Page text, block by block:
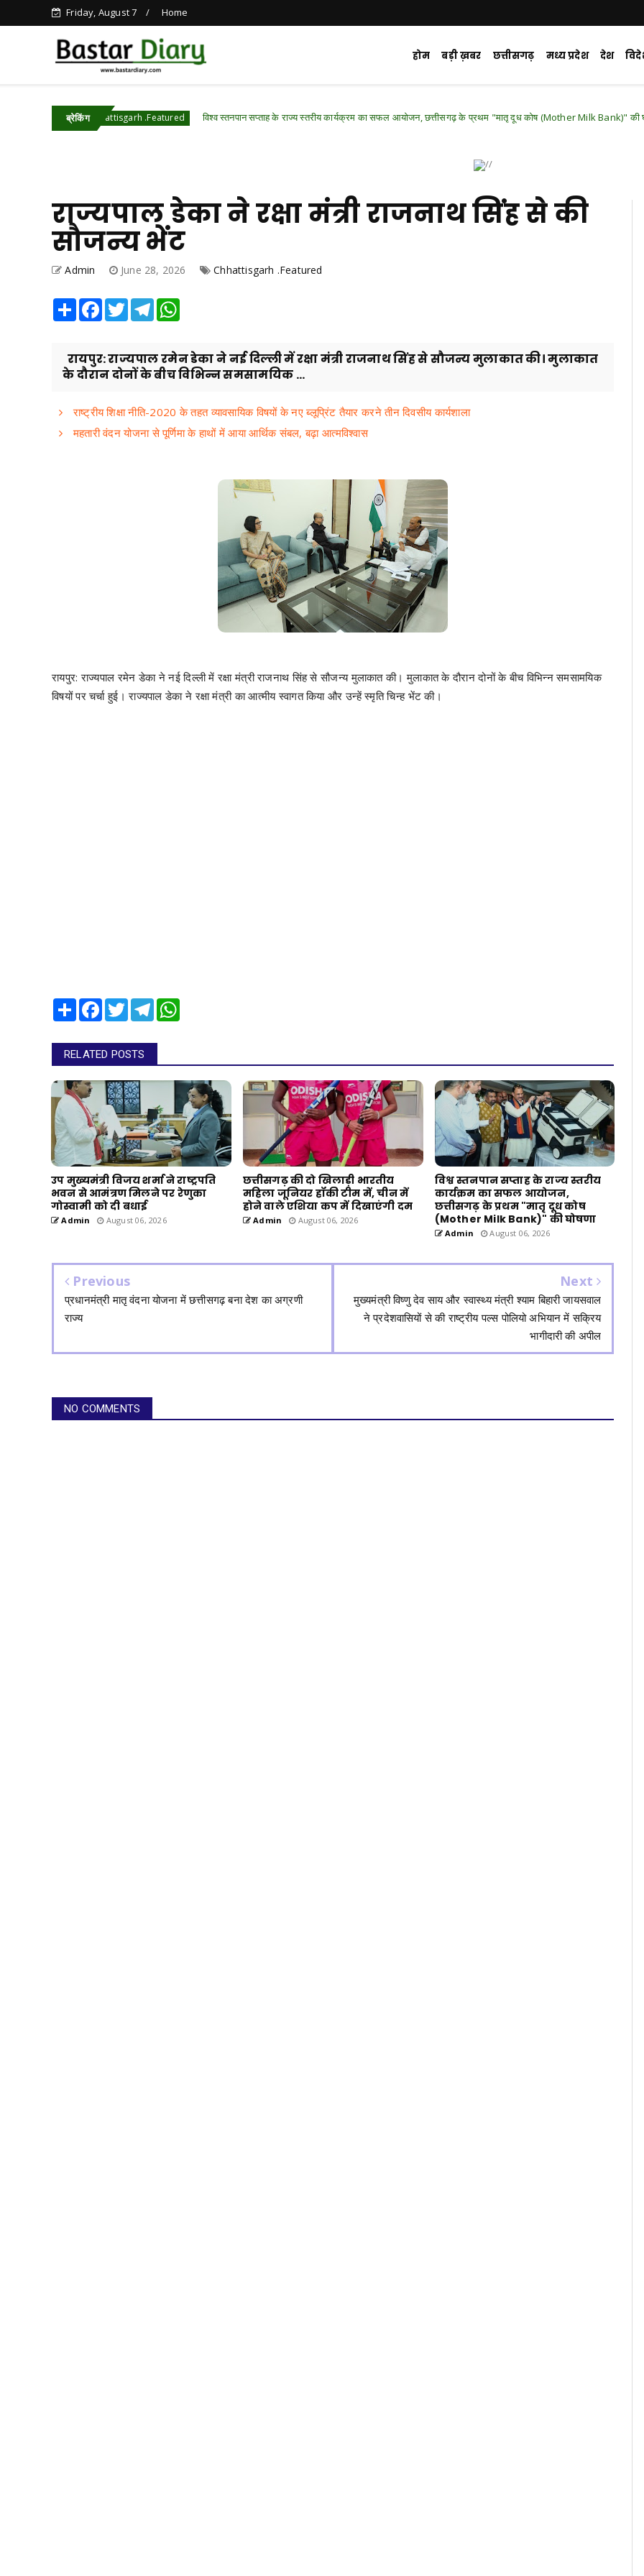
Friday, August 7 Home
होम बड़ी ख़बर छत्तीसगढ़ मध्य प्रदेश देश
ब्रेकिंग
Chhattisgarh .Featured विश्व स्तनपान सप्ताह के राज्य स्तरीय कार्यक्रम का सफल आयोजन, छत्तीसगढ़ के प्रथम "मातृ दूध कोष (Mother Milk Bank)" की घोषणा
राज्यपाल डेका ने रक्षा मंत्री राजनाथ सिंह से की
सौजन्य भेंट
Admin June 28, 2026 Chhattisgarh .Featured
Share Facebook
TwitterTelegram
रायपुर: राज्यपाल रमेन डेका ने नई दिल्ली में रक्षा मंत्री राजनाथ सिंह से सौजन्य मुलाकात की। मुलाकात
के दौरान दोनों के बीच विभिन्न समसामयिक ...
राष्ट्रीय शिक्षा नीति-2020 के तहत व्यावसायिक विषयों के नए ब्लूप्रिंट तैयार करने तीन दिवसीय कार्यशाला
महतारी वंदन योजना से पूर्णिमा के हाथों में आया आर्थिक संबल, बढ़ा आत्मविश्वास
रायपुर: राज्यपाल रमेन डेका ने नई दिल्ली में रक्षा मंत्री राजनाथ सिंह से सौजन्य मुलाकात की। मुलाकात के दौरान दोनों के बीच विभिन्न समसामयिक
विषयों पर चर्चा हुई। राज्यपाल डेका ने रक्षा मंत्री का आत्मीय स्वागत किया और उन्हें स्मृति चिन्ह भेंट की।
Share Facebook
TwitterTelegram
RELATED POSTS
उप मुख्यमंत्री विजय शर्मा ने राष्ट्रपति
भवन से आमंत्रण मिलने पर रेणुका
गोस्वामी को दी बधाई
Admin August 06, 2026
छत्तीसगढ़ की दो खिलाड़ी भारतीय
महिला जूनियर हॉकी टीम में, चीन में
होने वाले एशिया कप में दिखाएंगी दम
Admin August 06, 2026
विश्व स्तनपान सप्ताह के राज्य स्तरीय
कार्यक्रम का सफल आयोजन,
छत्तीसगढ़ के प्रथम "मातृ दूध कोष
(Mother Milk Bank)" की घोषणा
Admin August 06, 2026
Previous
प्रधानमंत्री मातृ वंदना योजना में छत्तीसगढ़ बना देश का अग्रणी
राज्य
Next
मुख्यमंत्री विष्णु देव साय और स्वास्थ्य मंत्री श्याम बिहारी जायसवाल
ने प्रदेशवासियों से की राष्ट्रीय पल्स पोलियो अभियान में सक्रिय
भागीदारी की अपील
NO COMMENTS